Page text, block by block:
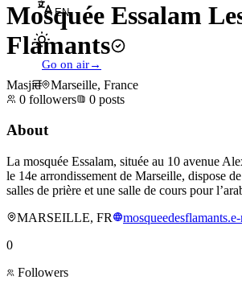
EN
Go on air→
Mosquée Essalam
Flamants
Masjid
Marseille, France
0 followers 0 posts
About
La mosquée Essalam, située au 10 avenue
le 14e arrondissement de Marseille, dispose
salles de prière et une salle de cours pour
MARSEILLE, FR
0
Followers